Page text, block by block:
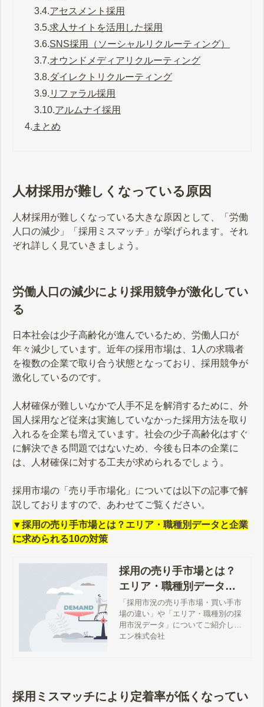
3.4.アセスメント採用
3.5.求人サイトを活用した採用
3.6.SNS採用（ソーシャルリクルーティング）
3.7.オウンドメディアリクルーティング
3.8.ダイレクトリクルーティング
3.9. リファラル採用
3.10.アルムナイ採用
4. まとめ
人材採用が難しくなっている原因
人材採用が難しくなっている大きな原因として、「労働
人口の減少」「採用ミスマッチ」が挙げられます。それ
ぞれ詳しく見ていきましょう。
労働人口の減少により採用競争が激化してい
る
日本社会は少子高齢化が進んでいるため、労働人口が
年々減少しています。近年の採用市場は、1人の求職者
を複数の企業で取り合う状態となっており、採用競争が
激化しているのです。
人材確保が難しいなかで人手不足を解消するために、外
国人採用など従来は実施していなかった採用方法を取り
入れるを企業も増えています。社会の少子高齢化はすぐ
に解決できる問題ではないため、今後も日本の企業に
は、人材確保に対する工夫が求められるでしょう。
採用市場の「売り手市場化」については以下の記事で解
説しておりますので、あわせてご覧ください。
▼採用の売り手市場とは？エリア・職種別データと企業
に求められる10の対策
採用の売り手市場とは？
エリア・職種別データと
企業に求められる10の対
策
「採用市況の売り手市場・買い手市
場の違い」や「エリア・職種別の採
用市況データ」についてご紹介しま
す。さらに、「売り手市場がおよぼ
エン株式会社
採用ミスマッチにより定着率が低くなってい